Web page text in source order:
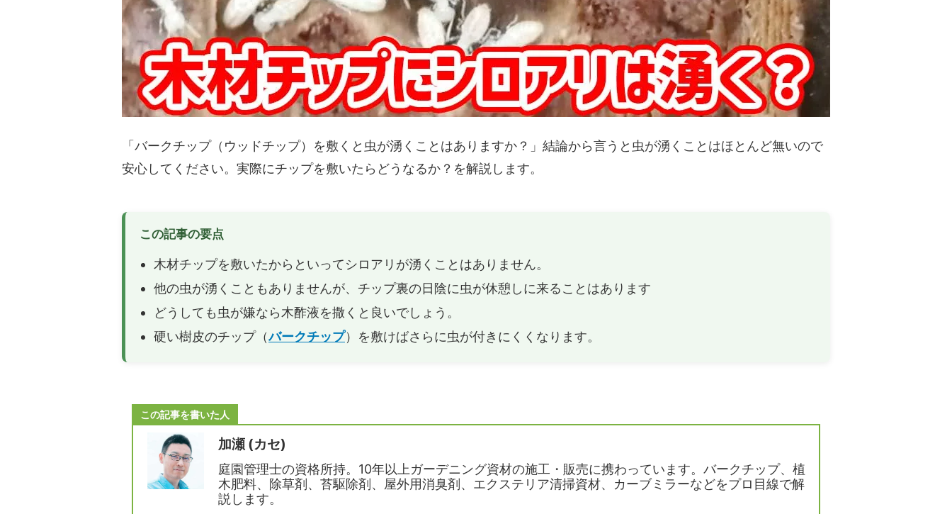
数、寿命はどれぐらい？長持ちさせる方
法もご紹介！
風）で飛ぶのを防ぐには？対策方法
クチップ（ウッドチップ）がオススメで
す！
ップ（ウッドチップ）がオススメ！
バークチップ（ウッドチップ）の粒の大
きさ、サイズの選び方を教えて！
バークチップ（ウッドチップ）の下に防
草シートを敷いた方がいいの？
バークチップ（ウッドチップ）の下地は
どうすればいいの？
バークチップ（ウッドチップ）を凝固剤
で固めたり、接着しても大丈夫？
愛犬がバークチップ（ウッドチップ）を
食べる…これって大丈夫？
花壇のマルチングにはバークチップ（ウ
ッドチップ）がオススメ！
猫よけにバークチップ（ウッドチップ）
は効果がある？ほとんどありません！
バークチップ（ウッドチップ）のメリッ
ト、デメリットを把握して正しく使お
らいで交換すればいい？入れ替えの目安
お手入れ方法
バークチップ（ウッドチップ）を駐車場
に使用できますか？
バークチップ（ウッドチップ）をホーム
センターで買わない方がいい3つの理
バークチップ（ウッドチップ）の費用は
どれぐらいかかる？単価から施工費を計
バークチップの外構工事（エクステリ
ア）使用事例
バークチップ（ウッドチップ）を敷く厚
みについて解説します！基本は5～
お庭のDIYでバークチップ（ウッドチッ
極小サイズの小さいバークチップ（ウッ
バークチップ（ウッドチップ）を敷いた
らい施工費用がかかりますか？
か？
る？
ハナミズキが咲かない理由はコレ！肥料
梅の花が咲かない原因！咲かせるにはど
うすればいいの？剪定と肥料が重要で
す！
「バークチップ（ウッドチップ）を敷くと虫が湧くことはありますか？」結論から言うと虫が湧くことはほとんど無いので
安心してください。実際にチップを敷いたらどうなるか？を解説します。
この記事の要点
木材チップを敷いたからといってシロアリが湧くことはありません。
他の虫が湧くこともありませんが、チップ裏の日陰に虫が休憩しに来ることはあります
どうしても虫が嫌なら木酢液を撒くと良いでしょう。
硬い樹皮のチップ（バークチップ）を敷けばさらに虫が付きにくくなります。
この記事を書いた人
加瀬 (カセ)
庭園管理士の資格所持。10年以上ガーデニング資材の施工・販売に携わっています。バークチップ、植
木肥料、除草剤、苔駆除剤、屋外用消臭剤、エクステリア清掃資材、カーブミラーなどをプロ目線で解
説します。